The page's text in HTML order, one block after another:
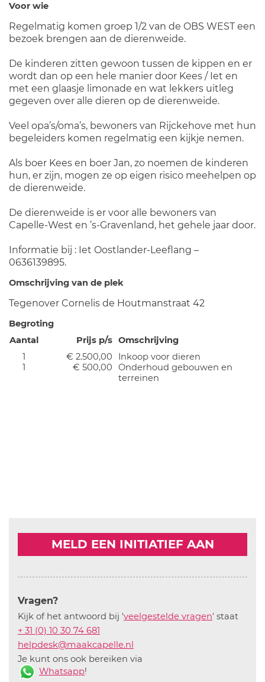
Voor wie
Regelmatig komen groep 1/2 van de OBS WEST een
bezoek brengen aan de dierenweide.
De kinderen zitten gewoon tussen de kippen en er
wordt dan op een hele manier door Kees / Iet en
met een glaasje limonade en wat lekkers uitleg
gegeven over alle dieren op de dierenweide.
Veel opa’s/oma’s, bewoners van Rijckehove met hun
begeleiders komen regelmatig een kijkje nemen.
Als boer Kees en boer Jan, zo noemen de kinderen
hun, er zijn, mogen ze op eigen risico meehelpen op
de dierenweide.
De dierenweide is er voor alle bewoners van
Capelle-West en ’s-Gravenland, het gehele jaar door.
Informatie bij : Iet Oostlander-Leeflang –
0636139895.
Omschrijving van de plek
Tegenover Cornelis de Houtmanstraat 42
Begroting
Aantal
Prijs p/s Omschrijving
1
€ 2.500,00
Inkoop voor dieren
1
€ 500,00
Onderhoud gebouwen en
terreinen
MELD EEN INITIATIEF AAN
Vragen?
Kijk of het antwoord bij 'veelgestelde vragen' staat
+ 31 (0) 10 30 74 681
helpdesk@maakcapelle.nl
Je kunt ons ook bereiken via
Whatsapp!